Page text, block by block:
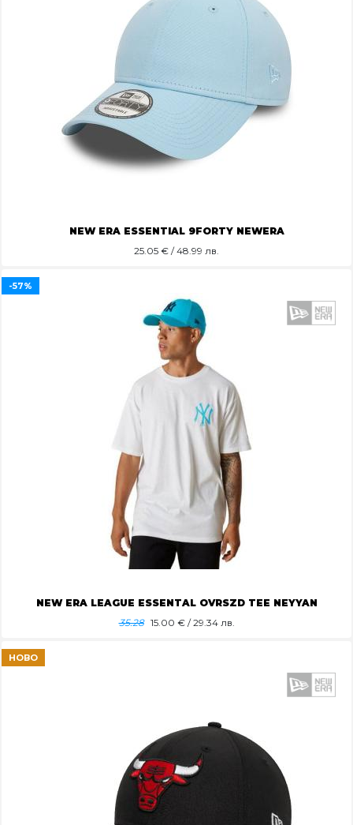
NEW ERA ESSENTIAL 9FORTY NEWERA
25.05 € / 48.99 лв.
NEW ERA LEAGUE ESSENTAL OVRSZD TEE NEYYAN
35.28 15.00 € / 29.34 лв.
-57%
НОВО